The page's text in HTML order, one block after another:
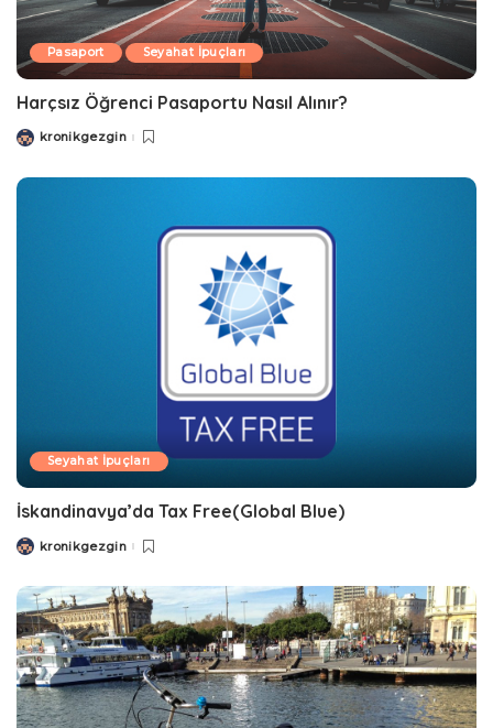
Pasaport Seyahat İpuçları
Harçsız Öğrenci Pasaportu Nasıl Alınır?
Postedkronikgezgin
Seyahat İpuçları
İskandinavya’da Tax Free(Global Blue)
Postedkronikgezgin